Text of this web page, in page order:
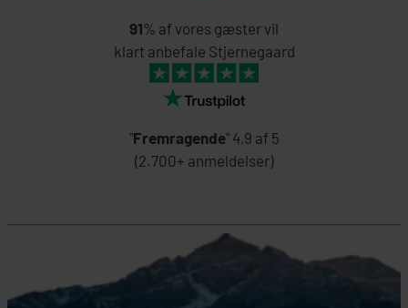
91% af vores gæster vil
klart anbefale Stjernegaard
"Fremragende" 4,9 af 5
(2.700+ anmeldelser)